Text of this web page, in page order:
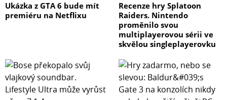
Ukázka z GTA 6 bude mít
premiéru na Netflixu
Recenze hry Splatoon
Raiders. Nintendo
proměnilo svou
multiplayerovou sérii ve
skvělou singleplayerovku